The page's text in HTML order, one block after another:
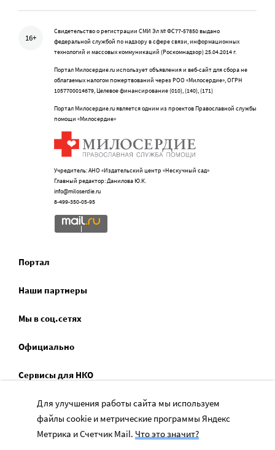
16+
Свидетельство о регистрации СМИ Эл № ФС77-57850 выдано
федеральной службой по надзору в сфере связи, информационных
технологий и массовых коммуникаций (Роскомнадзор) 25.04.2014 г.
Портал Милосердие.ru использует объявления и веб-сайт для сбора не
облагаемых налогом пожертвований через РОО «Милосердие», ОГРН
1057700014679, Целевое финансирование (010), (140), (171)
Портал Милосердие.ru является одним из проектов Православной службы
помощи «Милосердие»
Учредитель: АНО «Издательский центр «Нескучный сад»
Главный редактор: Данилова Ю.К.
info@miloserdie.ru
8-499-350-05-95
Портал
Наши партнеры
Мы в соц.сетях
Официально
Сервисы для НКО
Спецпроекты
Социальное служение
Для улучшения работы сайта мы используем
файлы cookie и метрические программы Яндекс
Метрика и Счетчик Mail. Что это значит?